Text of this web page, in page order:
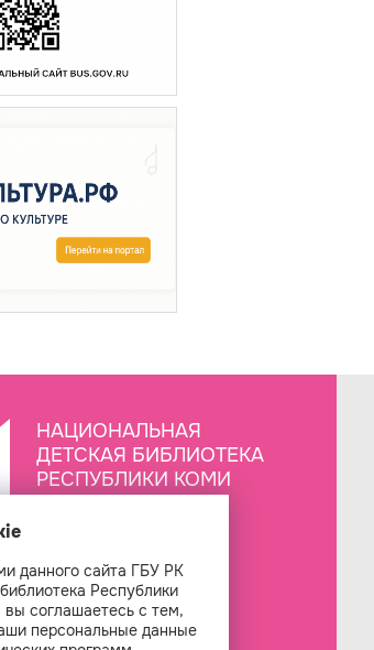
НАЦИОНАЛЬНАЯ
ДЕТСКАЯ БИБЛИОТЕКА
РЕСПУБЛИКИ КОМИ
Создание сайта —
данного сайта ГБУ РК
Республики
соглашаетесь с тем,
персональные данные